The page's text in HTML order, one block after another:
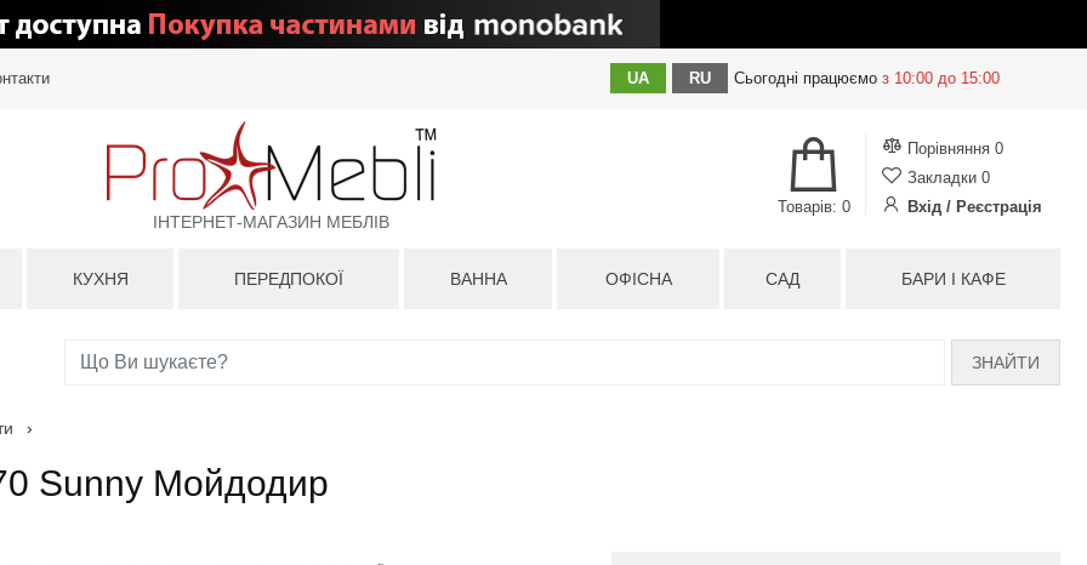
UA RU Сьогодні працюємо з 10:00 до 15:00
ІНТЕРНЕТ-МАГАЗИН МЕБЛІВ
Порівняння 0
Закладки 0
Вхід / Реєстрація
Товарів: 0
КУХНЯ ПЕРЕДПОКОЇ ВАННА ОФІСНА САД БАРИ І КАФЕ
ЗНАЙТИ
›
Sunny Мойдодир